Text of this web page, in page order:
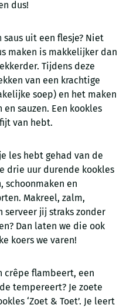
dus!
uit een flesje? Niet
maken is makkelijker dan
Tijdens deze
van een krachtige
soep) en het maken
sauzen. Een kookles
van hebt.
les hebt gehad van de
drie uur durende kookles
schoonmaken en
Makreel, zalm,
serveer jij straks zonder
Dan laten we die ook
koers we varen!
crêpe flambeert, een
tempereert? Je zoete
‘Zoet & Toet’. Je leert